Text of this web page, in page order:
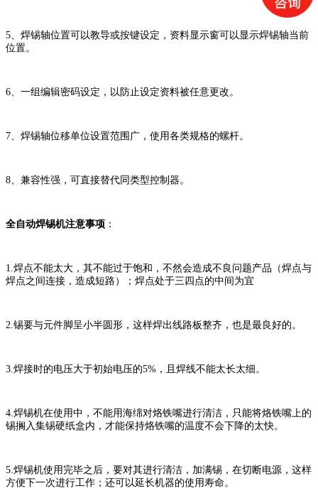
5、焊锡轴位置可以教导或按键设定，资料显示窗可以显示焊锡轴当前
位置。
6、一组编辑密码设定，以防止设定资料被任意更改。
7、焊锡轴位移单位设置范围广，使用各类规格的螺杆。
8、兼容性强，可直接替代同类型控制器。
全自动焊锡机注意事项 ：
1.焊点不能太大，其不能过于饱和，不然会造成不良问题产品（焊点与
焊点之间连接，造成短路）；焊点处于三四点的中间为宜
2.锡要与元件脚呈小半圆形，这样焊出线路板整齐，也是最良好的。
3.焊接时的电压大于初始电压的5%，且焊线不能太长太细。
4.焊锡机在使用中，不能用海绵对烙铁嘴进行清洁，只能将烙铁嘴上的
锡搁入集锡硬纸盒内，才能保持烙铁嘴的温度不会下降的太快。
5.焊锡机使用完毕之后，要对其进行清洁，加满锡，在切断电源，这样
方便下一次进行工作；还可以延长机器的使用寿命。